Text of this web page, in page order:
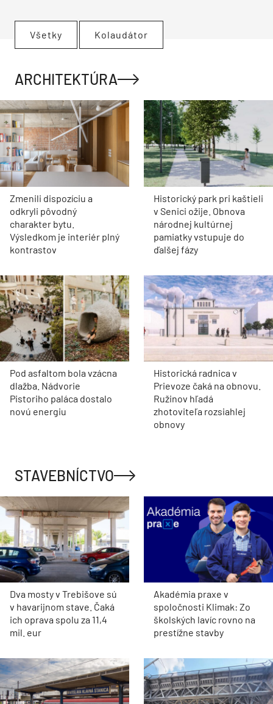
Všetky Kolaudátor
ARCHITEKTÚRA
Zmenili dispozíciu a
odkryli pôvodný
charakter bytu.
Výsledkom je interiér plný
kontrastov
Historický park pri kaštieli
v Senici ožije. Obnova
národnej kultúrnej
pamiatky vstupuje do
ďalšej fázy
Pod asfaltom bola vzácna
dlažba. Nádvorie
Pistoriho paláca dostalo
novú energiu
Historická radnica v
Prievoze čaká na obnovu.
Ružinov hľadá
zhotoviteľa rozsiahlej
obnovy
STAVEBNÍCTVO
Dva mosty v Trebišove sú
v havarijnom stave. Čaká
ich oprava spolu za 11,4
mil. eur
Akadémia praxe v
spoločnosti Klimak: Zo
školských lavíc rovno na
prestížne stavby